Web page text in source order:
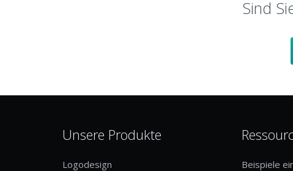
Sind
Unsere Produkte
Logodesign
Beispiele